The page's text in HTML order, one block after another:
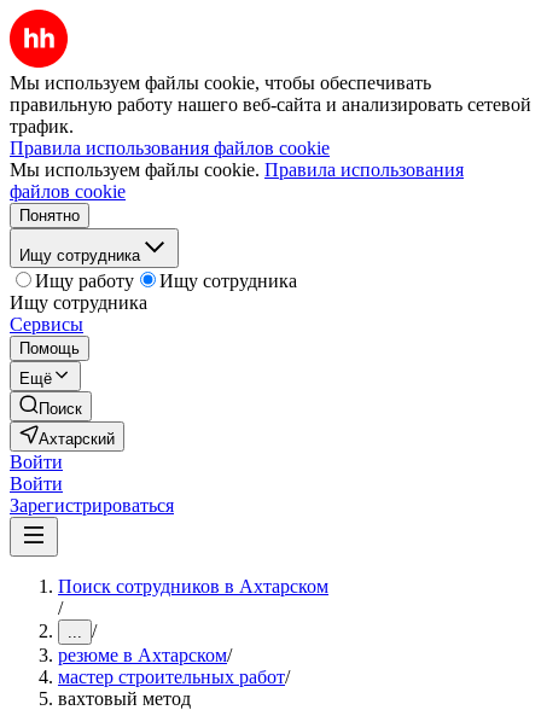
Мы используем файлы cookie, чтобы обеспечивать
правильную работу нашего веб-сайта и анализировать сетевой
трафик.
Правила использования файлов cookie
Мы используем файлы cookie. Правила использования
файлов cookie
Понятно
Ищу сотрудника
Ищу работу
Ищу сотрудника
Ищу сотрудника
Сервисы
Помощь
Ещё
Поиск
Ахтарский
Войти
Войти
Зарегистрироваться
Поиск сотрудников в Ахтарском
/
... /
резюме в Ахтарском/
мастер строительных работ/
вахтовый метод